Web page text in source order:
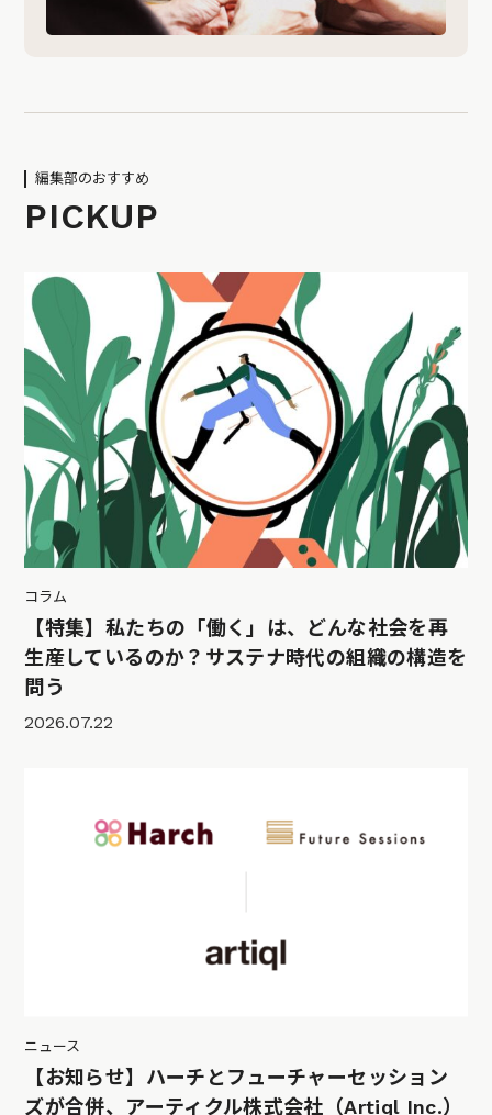
編集部のおすすめ
PICKUP
コラム
【特集】私たちの「働く」は、どんな社会を再
生産しているのか？サステナ時代の組織の構造を
問う
2026.07.22
ニュース
【お知らせ】ハーチとフューチャーセッション
ズが合併、アーティクル株式会社（Artiql Inc.）